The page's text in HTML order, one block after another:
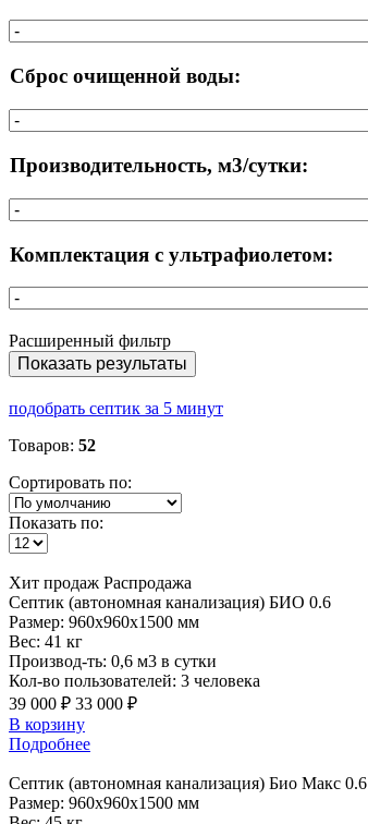
Сброс очищенной воды:
Производительность, м3/сутки:
Комплектация с ультрафиолетом:
Расширенный фильтр
Показать результаты
подобрать септик за 5 минут
Товаров: 52
Сортировать по:
Показать по:
Хит продаж Распродажа
Септик (автономная канализация) БИО 0.6
Размер: 960x960x1500 мм
Вес: 41 кг
Производ-ть: 0,6 м3 в сутки
Кол-во пользователей: 3 человека
39 000 ₽ 33 000 ₽
В корзину
Подробнее
Септик (автономная канализация) Био Макс 0.6
Размер: 960x960x1500 мм